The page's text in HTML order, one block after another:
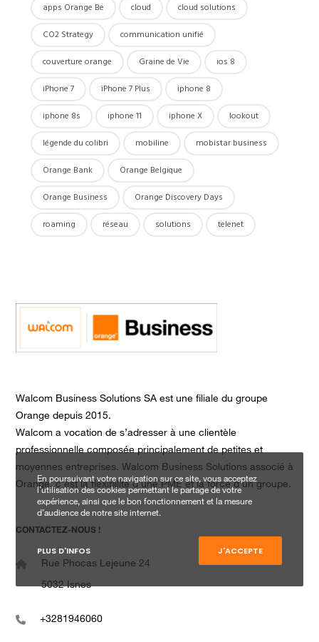
apps Orange Be
cloud
cloud solutions
CO2 Strategy
communication unifié
couverture orange
Graine de Vie
ios 8
iPhone 7
iPhone 7 Plus
iphone 8
iphone 8s
iphone 11 iphone X
lookout
légende du colibri
mobiline
mobistar business
Orange Bank
Orange Belgique
Orange Business
Orange Discovery Days
roaming
réseau solutions telenet
Walcom Business Solutions SA est une filiale du groupe
Orange depuis 2015.
Walcom a vocation de s’adresser à une clientèle
professionnelle composée principalement de petites et
moyennes entreprises. Walcom Business Solutions associé à
Orange, c’est la flexibilité d’une PME et la force d’un groupe.
CONTACTEZ-NOUS !
Rue Phocas Lejeune 24
5032 Isnes
+3281946060
En poursuivant votre navigation sur ce site, vous acceptez
l’utilisation des cookies permettant le partage de votre
expérience, ainsi que le bon fonctionnement et la mesure
d’audience de notre site internet.
PLUS D'INFOS J'ACCEPTE